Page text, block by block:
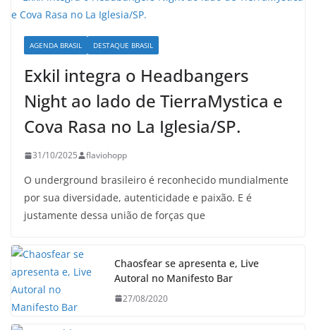
AGENDA BRASIL DESTAQUE BRASIL
Exkil integra o Headbangers
Night ao lado de TierraMystica e
Cova Rasa no La Iglesia/SP.
31/10/2025 flaviohopp
O underground brasileiro é reconhecido mundialmente
por sua diversidade, autenticidade e paixão. E é
justamente dessa união de forças que
Chaosfear se apresenta e, Live
Autoral no Manifesto Bar
27/08/2020